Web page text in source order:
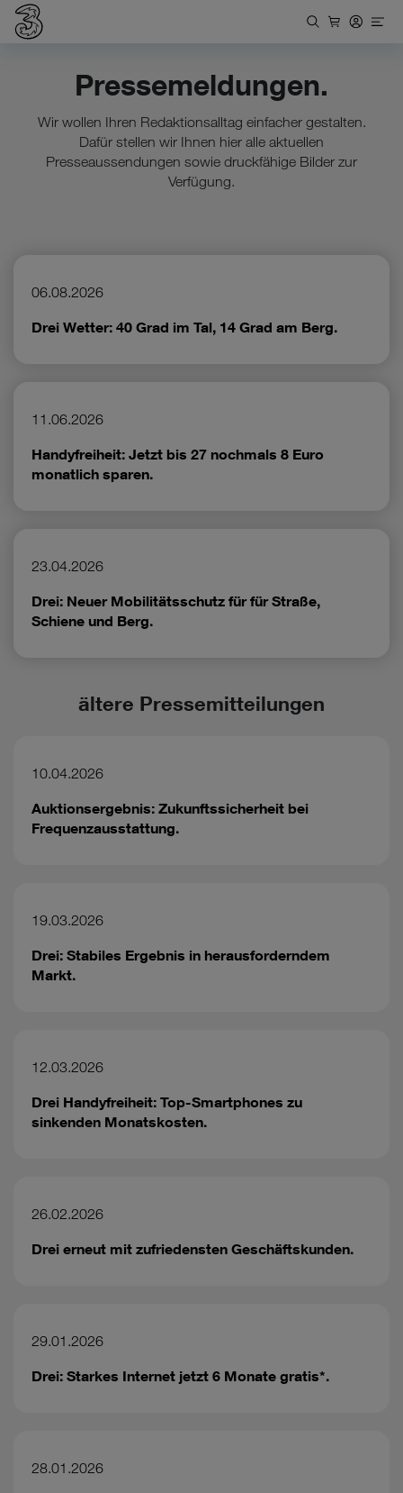
Pressemeldungen.
Wir wollen Ihren Redaktionsalltag einfacher gestalten.
Dafür stellen wir Ihnen hier alle aktuellen
Presseaussendungen sowie druckfähige Bilder zur
Verfügung.
06.08.2026
Drei Wetter: 40 Grad im Tal, 14 Grad am Berg.
11.06.2026
Handyfreiheit: Jetzt bis 27 nochmals 8 Euro
monatlich sparen.
23.04.2026
Drei: Neuer Mobilitätsschutz für für Straße,
Schiene und Berg.
ältere Pressemitteilungen
10.04.2026
Auktionsergebnis: Zukunftssicherheit bei
Frequenzausstattung.
19.03.2026
Drei: Stabiles Ergebnis in herausforderndem
Markt.
12.03.2026
Drei Handyfreiheit: Top-Smartphones zu
sinkenden Monatskosten.
26.02.2026
Drei erneut mit zufriedensten Geschäftskunden.
29.01.2026
Drei: Starkes Internet jetzt 6 Monate gratis*.
28.01.2026